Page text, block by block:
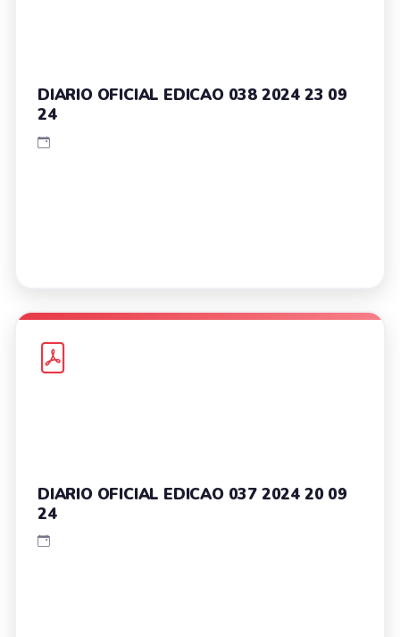
DIARIO OFICIAL EDICAO 038 2024 23 09
24
DIARIO OFICIAL EDICAO 037 2024 20 09
24